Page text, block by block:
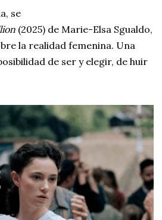
se
(2025) de Marie-Elsa Sgualdo,
la realidad femenina. Una
de ser y elegir, de huir